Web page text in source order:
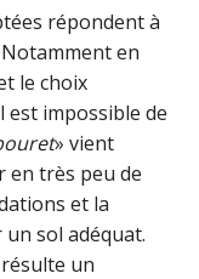
répondent à
en
le choix
est impossible de
» vient
en très peu de
et la
sol adéquat.
un